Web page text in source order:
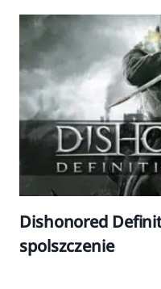
Dishonored
spolszczenie